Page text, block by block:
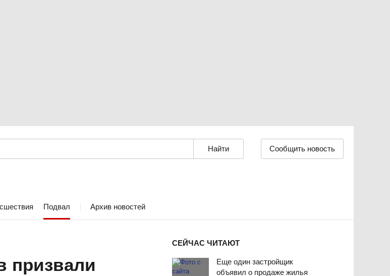
Сообщить новость
Подвал Архив новостей
СЕЙЧАС ЧИТАЮТ
Еще один застройщик
объявил о продаже жилья
призвали